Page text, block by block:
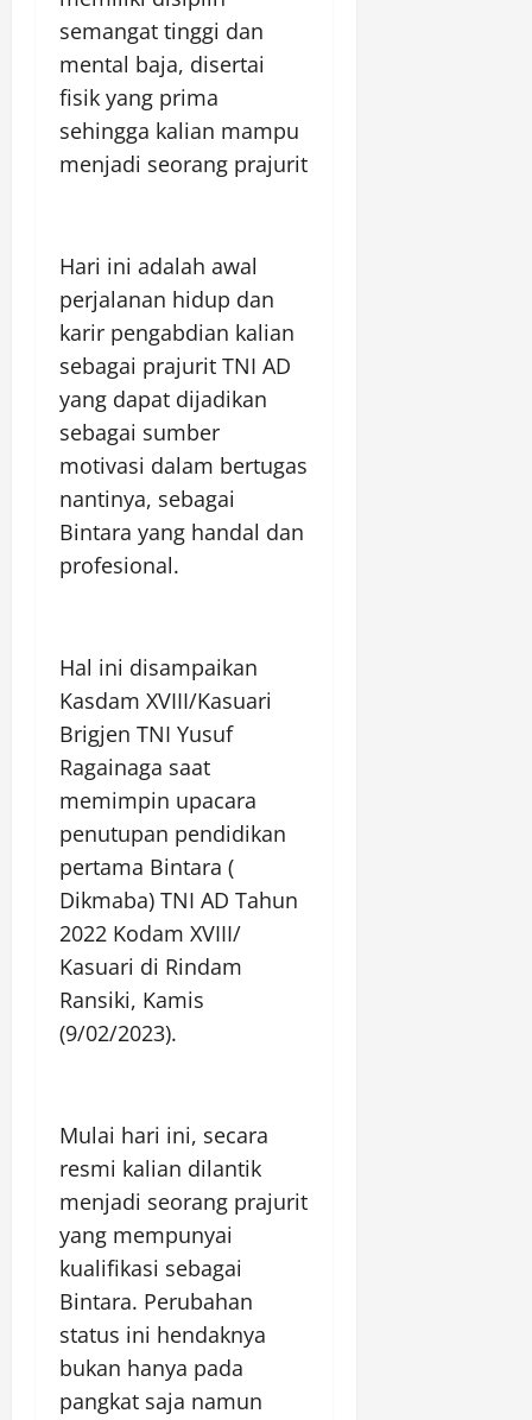
semangat tinggi dan
mental baja, disertai
fisik yang prima
sehingga kalian mampu
menjadi seorang prajurit
Hari ini adalah awal
perjalanan hidup dan
karir pengabdian kalian
sebagai prajurit TNI AD
yang dapat dijadikan
sebagai sumber
motivasi dalam bertugas
nantinya, sebagai
Bintara yang handal dan
profesional.
Hal ini disampaikan
Kasdam XVIII/Kasuari
Brigjen TNI Yusuf
Ragainaga saat
memimpin upacara
penutupan pendidikan
pertama Bintara (
Dikmaba) TNI AD Tahun
2022 Kodam XVIII/
Kasuari di Rindam
Ransiki, Kamis
(9/02/2023).
Mulai hari ini, secara
resmi kalian dilantik
menjadi seorang prajurit
yang mempunyai
kualifikasi sebagai
Bintara. Perubahan
status ini hendaknya
bukan hanya pada
pangkat saja namun